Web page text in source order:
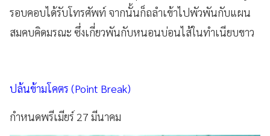
รอบคอบได้รับโทรศัพท์ จากนั้นก็ถลำเข้าไปพัวพันกับแผน
สมคบคิดมรณะ ซึ่งเกี่ยวพันกับหนอนบ่อนไส้ในทำเนียบขาว
ปล้นข้ามโคตร (Point Break)
กำหนดพรีเมียร์ 27 มีนาคม